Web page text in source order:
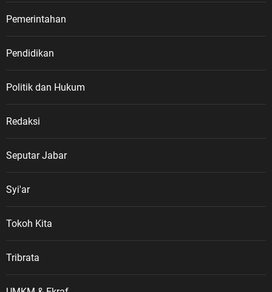
Pemerintahan
Pendidikan
Politik dan Hukum
Redaksi
Seputar Jabar
Syi'ar
Tokoh Kita
Tribrata